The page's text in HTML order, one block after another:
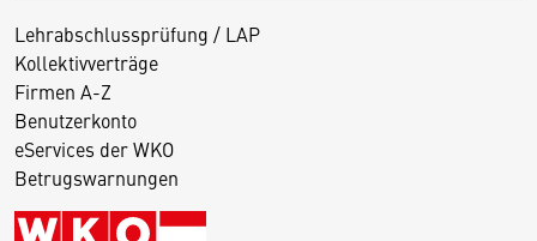
Lehrabschlussprüfung / LAP
Kollektivverträge
Firmen A-Z
Benutzerkonto
eServices der WKO
Betrugswarnungen